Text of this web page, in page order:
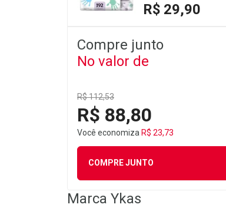
R$ 29,90
Compre junto
No valor de
R$ 112,53
R$ 88,80
Você economiza R$ 23,73
COMPRE JUNTO
Marca Ykas